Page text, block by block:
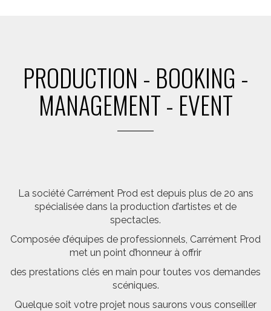
PRODUCTION - BOOKING -
MANAGEMENT - EVENT
La société Carrément Prod est depuis plus de 20 ans
spécialisée dans la production d’artistes et de
spectacles.
Composée d’équipes de professionnels, Carrément Prod
met un point d’honneur à offrir
des prestations clés en main pour toutes vos demandes
scéniques.
Quelque soit votre projet nous saurons vous conseiller